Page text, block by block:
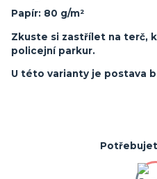
Papír: 80 g/m²
Zkuste si zastřílet na terč,
policejní parkur.
U této varianty je postava